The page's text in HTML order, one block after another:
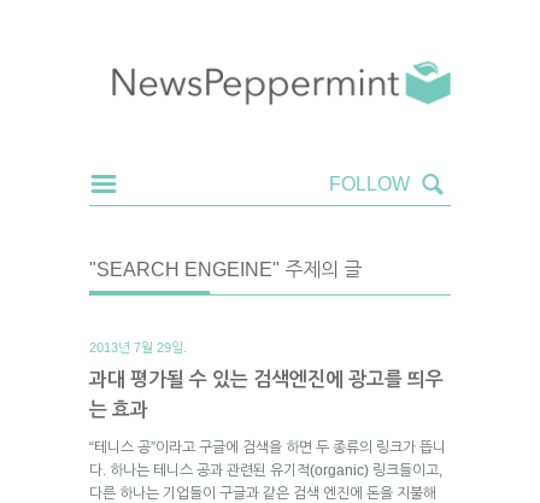
"SEARCH ENGEINE" 주제의 글
2013년 7월 29일.
과대 평가될 수 있는 검색엔진에 광고를 띄우
는 효과
“테니스 공”이라고 구글에 검색을 하면 두 종류의 링크가 뜹니
다. 하나는 테니스 공과 관련된 유기적(organic) 링크들이고,
다른 하나는 기업들이 구글과 같은 검색 엔진에 돈을 지불해